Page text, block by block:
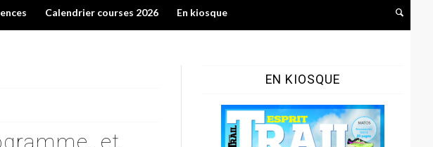
Calendrier courses 2026 En kiosque
et
EN KIOSQUE